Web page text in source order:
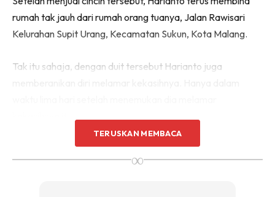
rumah tak jauh dari rumah orang tuanya, Jalan Rawisari
Kelurahan Supit Urang, Kecamatan Sukun, Kota Malang.
Tak itu sahaja, dengan duit tersebut Harianto juga
TERUSKAN MEMBACA
∞